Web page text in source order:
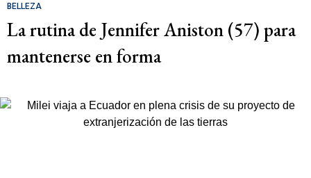
BELLEZA
La rutina de Jennifer Aniston (57) para
mantenerse en forma